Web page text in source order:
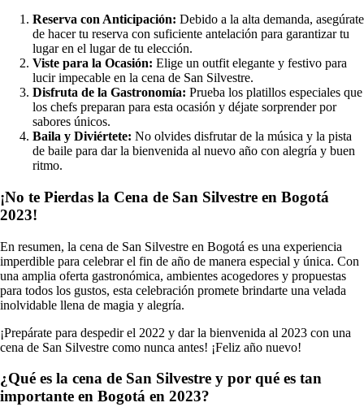
Reserva con Anticipación: Debido a la alta demanda, asegúrate
de hacer tu reserva con suficiente antelación para garantizar tu
lugar en el lugar de tu elección.
Viste para la Ocasión: Elige un outfit elegante y festivo para
lucir impecable en la cena de San Silvestre.
Disfruta de la Gastronomía: Prueba los platillos especiales que
los chefs preparan para esta ocasión y déjate sorprender por
sabores únicos.
Baila y Diviértete: No olvides disfrutar de la música y la pista
de baile para dar la bienvenida al nuevo año con alegría y buen
ritmo.
¡No te Pierdas la Cena de San Silvestre en Bogotá
2023!
En resumen, la cena de San Silvestre en Bogotá es una experiencia
imperdible para celebrar el fin de año de manera especial y única. Con
una amplia oferta gastronómica, ambientes acogedores y propuestas
para todos los gustos, esta celebración promete brindarte una velada
inolvidable llena de magia y alegría.
¡Prepárate para despedir el 2022 y dar la bienvenida al 2023 con una
cena de San Silvestre como nunca antes! ¡Feliz año nuevo!
¿Qué es la cena de San Silvestre y por qué es tan
importante en Bogotá en 2023?